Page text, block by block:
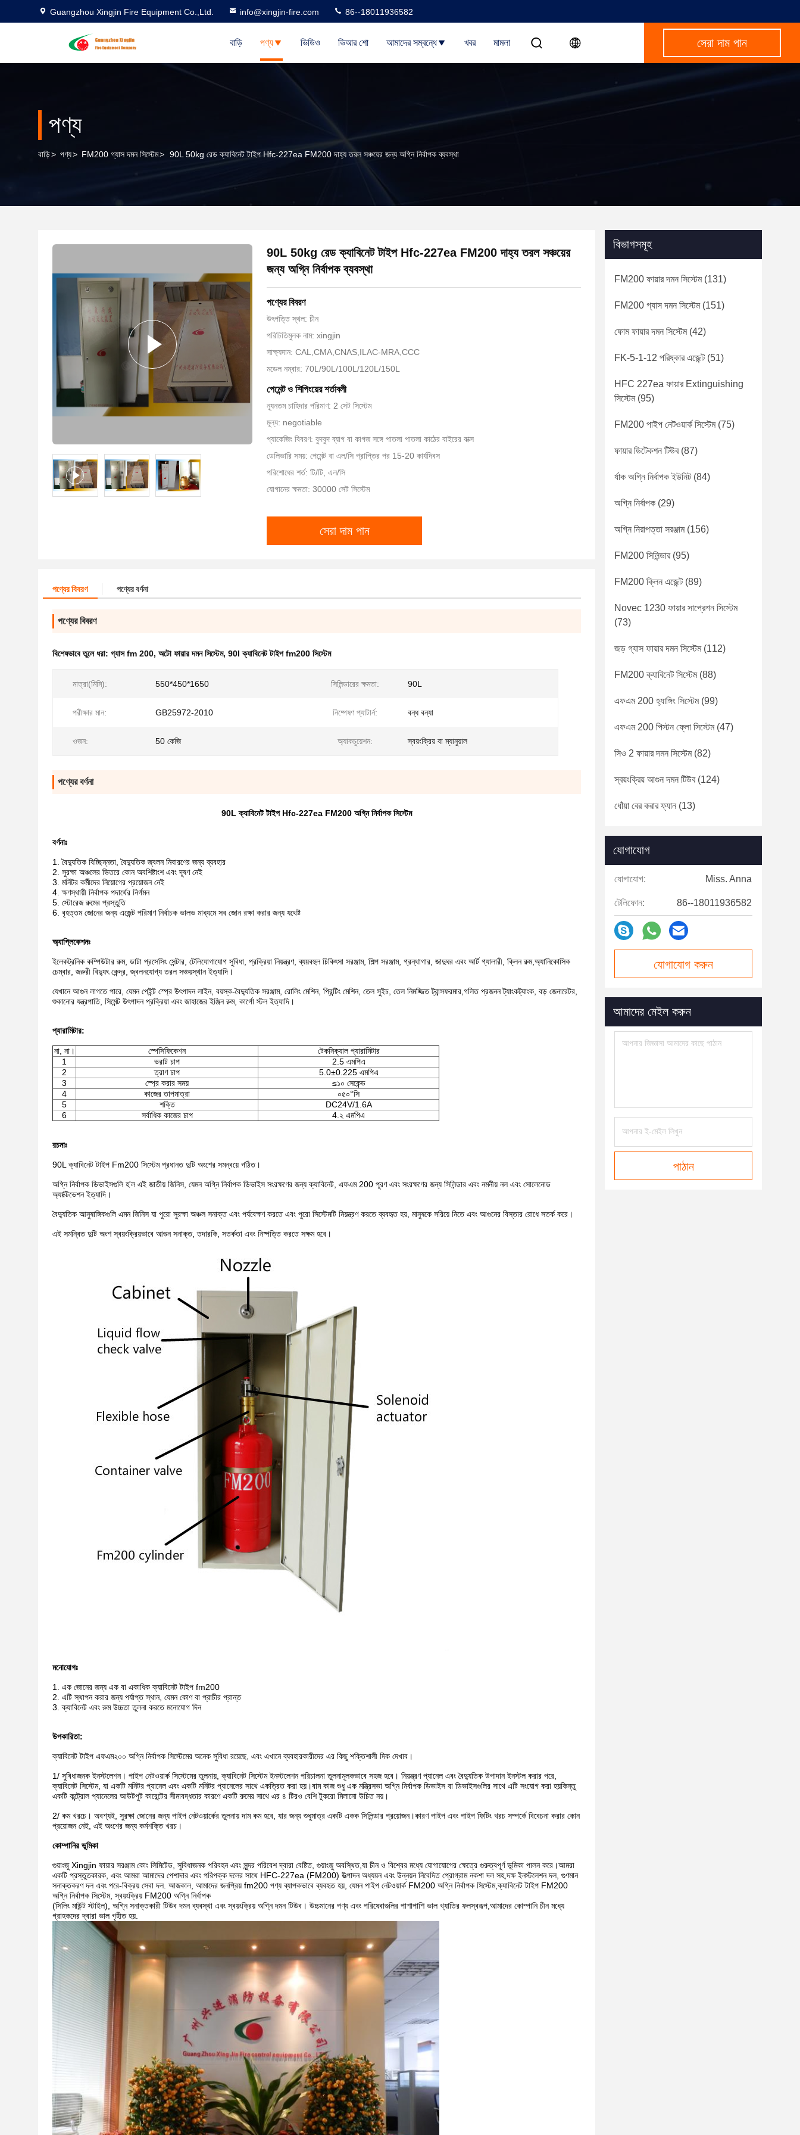
Guangzhou Xingjin Fire Equipment Co.,Ltd. info@xingjin-fire.com 86--18011936582
বাড়ি পণ্য ভিডিও ভিআর শো আমাদের সম্বন্ধে খবর মামলা সেরা দাম পান
পণ্য
বাড়ি> পণ্য> FM200 গ্যাস দমন সিস্টেম> 90L 50kg রেড ক্যাবিনেট টাইপ Hfc-227ea FM200 দাহ্য তরল সঞ্চয়ের জন্য অগ্নি নির্বাপক ব্যবস্থা
90L 50kg রেড ক্যাবিনেট টাইপ Hfc-227ea FM200 দাহ্য তরল সঞ্চয়ের
জন্য অগ্নি নির্বাপক ব্যবস্থা
পণ্যের বিবরণ
উৎপত্তি স্থল: চীন
পরিচিতিমুলক নাম: xingjin
সাক্ষ্যদান: CAL,CMA,CNAS,ILAC-MRA,CCC
মডেল নম্বার: 70L/90L/100L/120L/150L
পেমেন্ট ও শিপিংয়ের শর্তাবলী
ন্যূনতম চাহিদার পরিমাণ: 2 সেট সিস্টেম
মূল্য: negotiable
প্যাকেজিং বিবরণ: বুদবুদ ব্যাগ বা কাগজ সঙ্গে পাতলা পাতলা কাঠের বাইরের বাক্স
ডেলিভারি সময়: পেমেন্ট বা এল/সি প্রাপ্তির পর 15-20 কার্যদিবস
পরিশোধের শর্ত: টি/টি, এল/সি
যোগানের ক্ষমতা: 30000 সেট সিস্টেম
সেরা দাম পান
পণ্যের বিবরণ পণ্যের বর্ণনা
পণ্যের বিবরণ
বিশেষভাবে তুলে ধরা: গ্যাস fm 200, অটো ফায়ার দমন সিস্টেম, 90l ক্যাবিনেট টাইপ fm200 সিস্টেম
মাত্রা(মিমি): 550*450*1650 সিলিন্ডারের ক্ষমতা: 90L
পরীক্ষার মান: GB25972-2010 নিষ্পেষণ প্যাটার্ন: বন্ধ বন্যা
ওজন: 50 কেজি অ্যাকচুয়েশন: স্বয়ংক্রিয় বা ম্যানুয়াল
পণ্যের বর্ণনা
90L ক্যাবিনেট টাইপ Hfc-227ea FM200 অগ্নি নির্বাপক সিস্টেম
বর্ণনাঃ
1. বৈদ্যুতিক বিচ্ছিন্নতা, বৈদ্যুতিক জ্বলন নিবারণের জন্য ব্যবহার
2. সুরক্ষা অঞ্চলের ভিতরে কোন অবশিষ্টাংশ এবং দূষণ নেই
3. মনিটর কর্মীদের নিয়োগের প্রয়োজন নেই
4. ক্ষণস্থায়ী নির্বাপক পদার্থের নির্গমন
5. স্টোরেজ রুমের প্রস্তুতি
6. বৃহত্তম জোনের জন্য এজেন্ট পরিমাণ নির্বাচক ভালভ মাধ্যমে সব জোন রক্ষা করার জন্য যথেষ্ট
অ্যাপ্লিকেশনঃ
ইলেকট্রনিক কম্পিউটার রুম, ডাটা প্রসেসিং সেন্টার, টেলিযোগাযোগ সুবিধা, প্রক্রিয়া নিয়ন্ত্রণ, ব্যয়বহুল চিকিৎসা সরঞ্জাম, শিল্প সরঞ্জাম, গ্রন্থাগার, জাদুঘর এবং আর্ট গ্যালারী, ক্লিন রুম,অ্যানিকোসিক
চেম্বার, জরুরী বিদ্যুৎ কেন্দ্র, জ্বলনযোগ্য তরল সঞ্চয়স্থান ইত্যাদি।
যেখানে আগুন লাগতে পারে, যেমন পেইন্ট স্প্রে উৎপাদন লাইন, বয়স্ক-বৈদ্যুতিক সরঞ্জাম, রোলিং মেশিন, প্রিন্টিং মেশিন, তেল সুইচ, তেল নিমজ্জিত ট্রান্সফরমার,গলিত প্রজনন ট্যাংকট্যাংক, বড় জেনারেটর,
শুকানোর যন্ত্রপাতি, সিমেন্ট উৎপাদন প্রক্রিয়া এবং জাহাজের ইঞ্জিন রুম, কার্গো স্টল ইত্যাদি।
প্যারামিটার:
না, না। স্পেসিফিকেশন
টেকনিক্যাল প্যারামিটার
1
ভরাট চাপ
2.5 এমপিএ
2
ত্রাণ চাপ
5.0±0.225 এমপিএ
3
স্প্রে করার সময়
≤১০ সেকেন্ড
4
কাজের তাপমাত্রা
০৫০°সি
5
শক্তি
DC24V/1.6A
6
সর্বাধিক কাজের চাপ 4.২ এমপিএ
রচনাঃ
90L ক্যাবিনেট টাইপ Fm200 সিস্টেম প্রধানত দুটি অংশের সমন্বয়ে গঠিত।
অগ্নি নির্বাপক ডিভাইসগুলি হ'ল এই জাতীয় জিনিস, যেমন অগ্নি নির্বাপক ডিভাইস সংরক্ষণের জন্য ক্যাবিনেট, এফএম 200 পূরণ এবং সংরক্ষণের জন্য সিলিন্ডার এবং নমনীয় নল এবং সোলেনোড
অ্যাক্টিভেশন ইত্যাদি।
বৈদ্যুতিক আনুষাঙ্গিকগুলি এমন জিনিস যা পুরো সুরক্ষা অঞ্চল সনাক্ত এবং পর্যবেক্ষণ করতে এবং পুরো সিস্টেমটি নিয়ন্ত্রণ করতে ব্যবহৃত হয়, মানুষকে সরিয়ে নিতে এবং আগুনের বিস্তার রোধে সতর্ক করে।
এই সমন্বিত দুটি অংশ স্বয়ংক্রিয়ভাবে আগুন সনাক্ত, তদারকি, সতর্কতা এবং নিষ্পত্তি করতে সক্ষম হবে।
মনোযোগঃ
1. এক জোনের জন্য এক বা একাধিক ক্যাবিনেট টাইপ fm200
2. এটি স্থাপন করার জন্য পর্যাপ্ত স্থান, যেমন কোণ বা প্রাচীর প্রান্ত
3. ক্যাবিনেট এবং রুম উচ্চতা তুলনা করতে মনোযোগ দিন
উপকারিতা:
ক্যাবিনেট টাইপ এফএম২০০ অগ্নি নির্বাপক সিস্টেমের অনেক সুবিধা রয়েছে, এবং এখানে ব্যবহারকারীদের এর কিছু শক্তিশালী দিক দেখাব।
1/ সুবিধাজনক ইনস্টলেশন। পাইপ নেটওয়ার্ক সিস্টেমের তুলনায়, ক্যাবিনেট সিস্টেম ইনস্টলেশন পরিচালনা তুলনামূলকভাবে সহজ হবে। নিয়ন্ত্রণ প্যানেল এবং বৈদ্যুতিক উপাদান ইনস্টল করার পরে,
ক্যাবিনেট সিস্টেম, যা একটি মনিটর প্যানেল এবং একটি মনিটর প্যানেলের সাথে একত্রিত করা হয়।বাম কাজ শুধু এক মন্ত্রিসভা অগ্নি নির্বাপক ডিভাইস বা ডিভাইসগুলির সাথে এটি সংযোগ করা হয়কিন্তু
একটি কন্ট্রোল প্যানেলের আউটপুট কারেন্টের সীমাবদ্ধতার কারণে একটি রুমের সাথে এর ৪ টিরও বেশি টুকরো মিলানো উচিত নয়।
2/ কম খরচে। অবশ্যই, সুরক্ষা জোনের জন্য পাইপ নেটওয়ার্কের তুলনায় দাম কম হবে, যার জন্য শুধুমাত্র একটি একক সিলিন্ডার প্রয়োজন।কারণ পাইপ এবং পাইপ ফিটিং খরচ সম্পর্কে বিবেচনা করার কোন
প্রয়োজন নেই, এই অংশের জন্য কর্মশক্তি খরচ।
কোম্পানির ভূমিকা
গুয়াংজু Xingjin ফায়ার সরঞ্জাম কোং লিমিটেড, সুবিধাজনক পরিবহন এবং সুন্দর পরিবেশ দ্বারা বেষ্টিত, গুয়াংজু অবস্থিত,যা চীন ও বিশ্বের মধ্যে যোগাযোগের ক্ষেত্রে গুরুত্বপূর্ণ ভূমিকা পালন করে।আমরা
একটি প্রস্তুতকারক, এবং আমরা আমাদের পেশাদার এবং পরিপক্ক দলের সাথে HFC-227ea (FM200) উত্পাদন অধ্যয়ন এবং উন্নয়ন নিবেদিত প্রোগ্রাম নকশা দল সহ,দক্ষ ইনস্টলেশন দল, গুণমান
সনাক্তকরণ দল এবং পরে-বিক্রয় সেবা দল. আজকাল, আমাদের জনপ্রিয় fm200 পণ্য ব্যাপকভাবে ব্যবহৃত হয়, যেমন পাইপ নেটওয়ার্ক FM200 অগ্নি নির্বাপক সিস্টেম,ক্যাবিনেট টাইপ FM200
অগ্নি নির্বাপক সিস্টেম, স্বয়ংক্রিয় FM200 অগ্নি নির্বাপক
(সিলিং মাউন্ট স্টাইল), অগ্নি সনাক্তকারী টিউব দমন ব্যবস্থা এবং স্বয়ংক্রিয় অগ্নি দমন টিউব। উচ্চমানের পণ্য এবং পরিষেবাগুলির পাশাপাশি ভাল খ্যাতির ফলস্বরূপ,আমাদের কোম্পানি চীন মধ্যে
গ্রাহকদের দ্বারা ভাল গৃহীত হয়.
বিভাগসমূহ
FM200 ফায়ার দমন সিস্টেম(131)
FM200 গ্যাস দমন সিস্টেম(151)
ফোম ফায়ার দমন সিস্টেম(42)
FK-5-1-12 পরিষ্কার এজেন্ট(51)
HFC 227ea ফায়ার Extinguishing
সিস্টেম(95)
FM200 পাইপ নেটওয়ার্ক সিস্টেম(75)
ফায়ার ডিটেকশন টিউব(87)
র্যাক অগ্নি নির্বাপক ইউনিট(84)
অগ্নি নির্বাপক (29)
অগ্নি নিরাপত্তা সরঞ্জাম(156)
FM200 সিলিন্ডার(95)
FM200 ক্লিন এজেন্ট(89)
Novec 1230 ফায়ার সাপ্রেশন সিস্টেম
(73)
জড় গ্যাস ফায়ার দমন সিস্টেম(112)
FM200 ক্যাবিনেট সিস্টেম(88)
এফএম 200 হ্যাঙ্গিং সিস্টেম(99)
এফএম 200 পিস্টন ফ্লো সিস্টেম(47)
সিও 2 ফায়ার দমন সিস্টেম(82)
স্বয়ংক্রিয় আগুন দমন টিউব(124)
ধোঁয়া বের করার ফ্যান (13)
যোগাযোগ
যোগাযোগ: Miss. Anna
টেলিফোন: 86--18011936582
যোগাযোগ করুন
আমাদের মেইল ​​করুন
পাঠান